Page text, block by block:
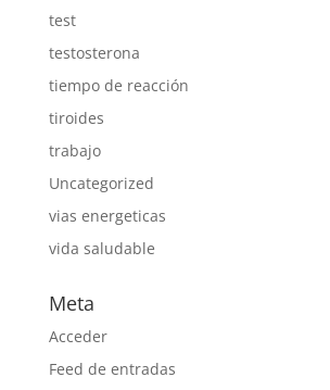
test
testosterona
tiempo de reacción
tiroides
trabajo
Uncategorized
vias energeticas
vida saludable
Meta
Acceder
Feed de entradas